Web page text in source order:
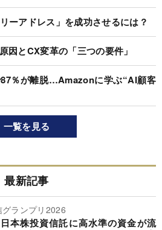
ーアドレス」を成功させるには？
因とCX変革の「三つの要件」
87％が離脱…Amazonに学ぶ“AI顧客
一覧を見る
最新記事
ランプリ2026
本株投資信託に高水準の資金が流